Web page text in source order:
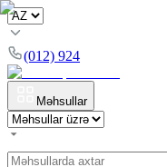
(012) 924
Məhsullar